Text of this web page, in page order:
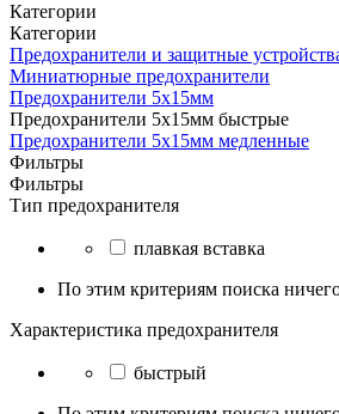
Категории
Категории
Предохранители и защитные
Миниатюрные предохранители
Предохранители 5x15мм
Предохранители 5x15мм быстрые
Предохранители 5x15мм медленные
Фильтры
Фильтры
Тип предохранителя
плавкая вставка
По этим критериям поиска
Характеристика предохранителя
быстрый